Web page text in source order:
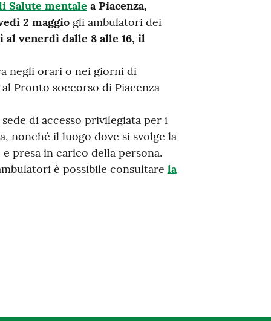
Salute mentale a Piacenza,
2 maggiogli ambulatori dei
al venerdì dalle 8 alle 16, il
negli orari o nei giorni di
Pronto soccorso di Piacenza
di accesso privilegiata per i
nonché il luogo dove si svolge la
presa in carico della persona.
è possibile consultare la